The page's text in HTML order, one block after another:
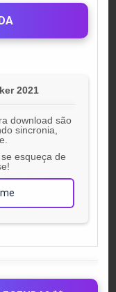
2021
download são
sincronia,
esqueça de